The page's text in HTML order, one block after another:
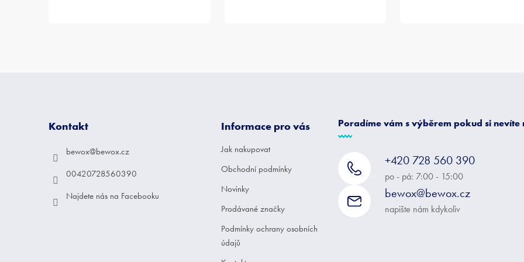
Kontakt
bewox@bewox.cz
00420728560390
Najdete nás na Facebooku
Informace pro vás
Jak nakupovat
Obchodní podmínky
Novinky
Prodávané značky
Podmínky ochrany osobních
údajů
Poradíme vám s výběrem pokud si nevíte
+420 728 560 390
po - pá: 7:00 - 15:00
bewox@bewox.cz
napište nám kdykoliv